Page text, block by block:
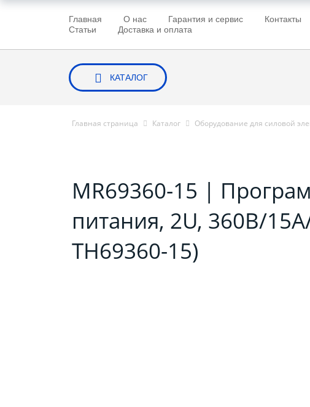
Главная О нас Гарантия и сервис
Контакты
Статьи
Доставка и оплата
КАТАЛОГ
Главная страница Каталог Оборудование для силовой
MR69360-15 |
питания, 2U, 360В/
TH69360-15)